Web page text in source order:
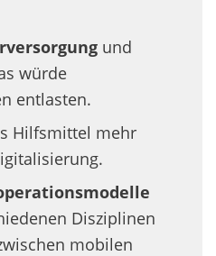
und
würde
entlasten.
Hilfsmittel mehr
Disziplinen
mobilen